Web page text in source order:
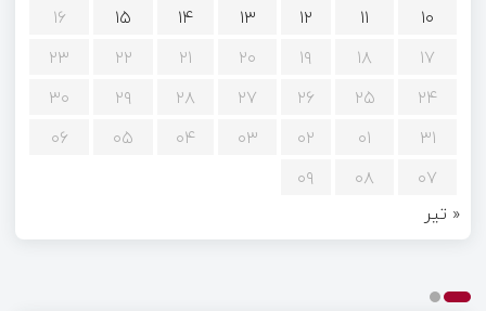
۱۰
۱۱ ۱۲ ۱۳ ۱۴ ۱۵
۱۶
۱۷
۱۸ ۱۹ ۲۰ ۲۱ ۲۲
۲۳
۲۴
۲۵ ۲۶ ۲۷ ۲۸ ۲۹
۳۰
۳۱
۰۱ ۰۲ ۰۳ ۰۴ ۰۵
۰۶
۰۷
۰۸
۰۹
« تیر